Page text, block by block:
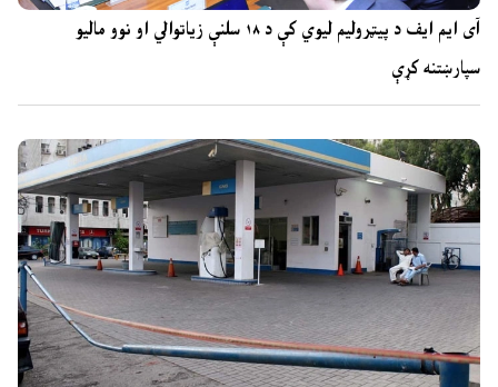
آی ایم ایف د پیټرولیم لیوي کې د ۱۸ سلنې زیاتوالي او نوو مالیو
سپارښتنه کړې